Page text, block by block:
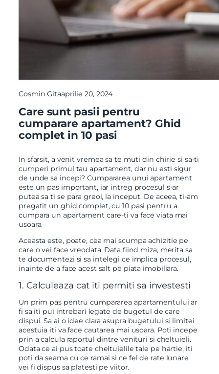
Cosmin Gitaaprilie 20, 2024
Care sunt pasii pentru
cumparare apartament? Ghid
complet in 10 pasi
In sfarsit, a venit vremea sa te muti din chirie si sa-ti
cumperi primul tau apartament, dar nu esti sigur
de unde sa incepi? Cumpararea unui apartament
este un pas important, iar intreg procesul s-ar
putea sa ti se para greoi, la inceput. De aceea, ti-am
pregatit un ghid complet, cu 10 pasi pentru a
cumpara un apartament care-ti va face viata mai
usoara.
Aceasta este, poate, cea mai scumpa achizitie pe
care o vei face vreodata. Data fiind miza, merita sa
te documentezi si sa intelegi ce implica procesul,
inainte de a face acest salt pe piata imobiliara.
1. Calculeaza cat iti permiti sa investesti
Un prim pas pentru cumpararea apartamentului ar
fi sa iti pui intrebari legate de bugetul de care
dispui. Sa ai o idee clara asupra bugetului si limitei
acestuia iti va face cautarea mai usoara. Poti incepe
prin a calcula raportul dintre venituri si cheltuieli.
Odata ce ai pus toate cheltuielile tale pe hartie, iti
poti da seama cu ce ramai si ce fel de rate lunare
vei fi dispus sa platesti pe viitor.